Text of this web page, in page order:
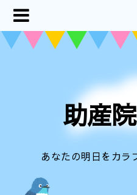
助産
あなたの明日をカラ